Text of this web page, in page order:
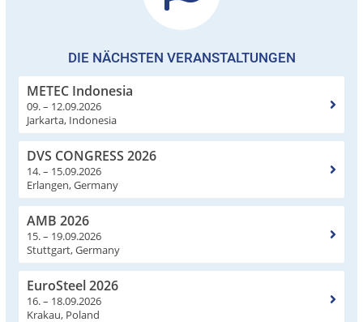
DIE NÄCHSTEN VERANSTALTUNGEN
METEC Indonesia
09. – 12.09.2026
Jarkarta, Indonesia
DVS CONGRESS 2026
14. – 15.09.2026
Erlangen, Germany
AMB 2026
15. – 19.09.2026
Stuttgart, Germany
EuroSteel 2026
16. – 18.09.2026
Krakau, Poland